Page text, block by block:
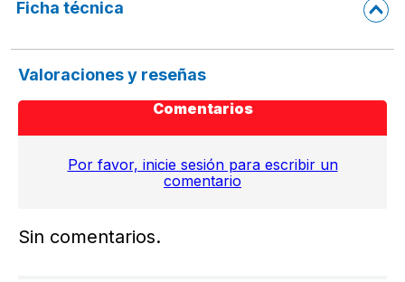
Ficha técnica
Valoraciones y reseñas
Comentarios
Por favor, inicie sesión para escribir un
comentario
Sin comentarios.